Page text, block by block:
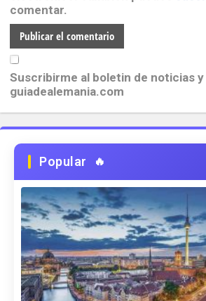
comentar.
Suscribirme al boletin de noticias
guiadealemania.com
Popular